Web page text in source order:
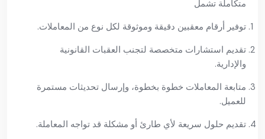
متكاملة تشمل
توفير أرقام معقبين دقيقة وموثوقة لكل نوع من المعاملات.
تقديم استشارات متخصصة لتجنب العقبات القانونية
والإدارية.
متابعة المعاملات خطوة بخطوة، وإرسال تحديثات مستمرة
للعميل.
تقديم حلول سريعة لأي طارئ أو مشكلة قد تواجه المعاملة.